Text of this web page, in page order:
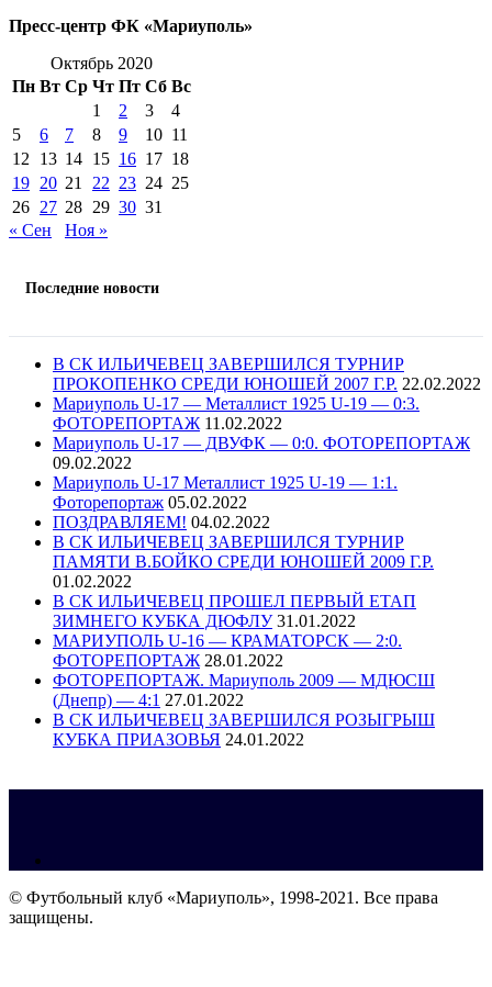
Пресс-центр ФК «Мариуполь»
Октябрь 2020
Пн Вт Ср Чт Пт Сб Вс
1
2 3
4
5
6 7 8 9 10 11
12
13 14 15 16 17 18
19 20 21 22 23 24 25
26 27 28 29 30 31
« Сен
Ноя »
Последние новости
В СК ИЛЬИЧЕВЕЦ ЗАВЕРШИЛСЯ ТУРНИР
ПРОКОПЕНКО СРЕДИ ЮНОШЕЙ 2007 Г.Р. 22.02.2022
Мариуполь U-17 — Металлист 1925 U-19 — 0:3.
ФОТОРЕПОРТАЖ 11.02.2022
Мариуполь U-17 — ДВУФК — 0:0. ФОТОРЕПОРТАЖ
09.02.2022
Мариуполь U-17 Металлист 1925 U-19 — 1:1.
Фоторепортаж 05.02.2022
ПОЗДРАВЛЯЕМ! 04.02.2022
В СК ИЛЬИЧЕВЕЦ ЗАВЕРШИЛСЯ ТУРНИР
ПАМЯТИ В.БОЙКО СРЕДИ ЮНОШЕЙ 2009 Г.Р.
01.02.2022
В СК ИЛЬИЧЕВЕЦ ПРОШЕЛ ПЕРВЫЙ ЕТАП
ЗИМНЕГО КУБКА ДЮФЛУ 31.01.2022
МАРИУПОЛЬ U-16 — КРАМАТОРСК — 2:0.
ФОТОРЕПОРТАЖ 28.01.2022
ФОТОРЕПОРТАЖ. Мариуполь 2009 — МДЮСШ
(Днепр) — 4:1 27.01.2022
В СК ИЛЬИЧЕВЕЦ ЗАВЕРШИЛСЯ РОЗЫГРЫШ
КУБКА ПРИАЗОВЬЯ 24.01.2022
© Футбольный клуб «Мариуполь», 1998-2021. Все права
защищены.